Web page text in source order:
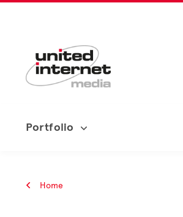
Portfolio
Home